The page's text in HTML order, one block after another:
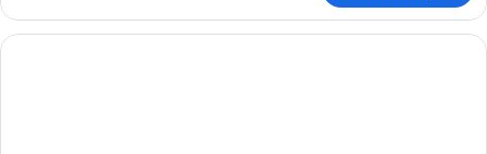
เกี่ยว
กับ
ซู